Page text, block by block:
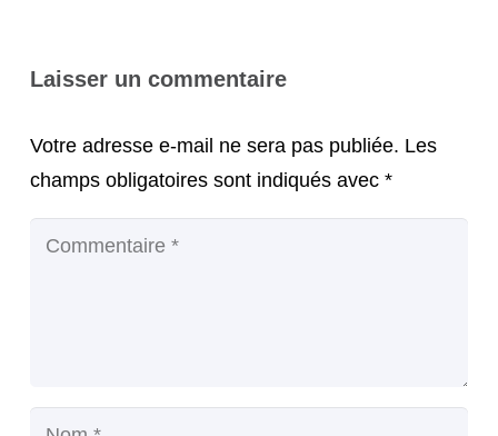
Laisser un commentaire
Votre adresse e-mail ne sera pas publiée. Les
champs obligatoires sont indiqués avec *